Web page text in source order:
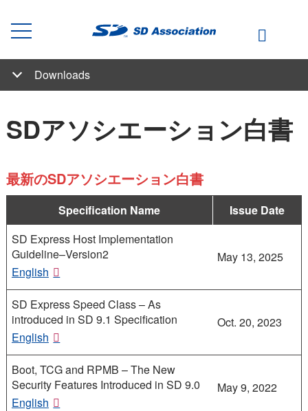
SDアソシエーション白書
Downloads
最新のSDアソシエーション白書
Specification Name
Issue Date
SD Express Host Implementation
Guideline–Version2
English
May 13, 2025
SD Express Speed Class – As
introduced in SD 9.1 Specification
English
Oct. 20, 2023
Boot, TCG and RPMB – The New
Security Features Introduced in SD 9.0
English
May 9, 2022